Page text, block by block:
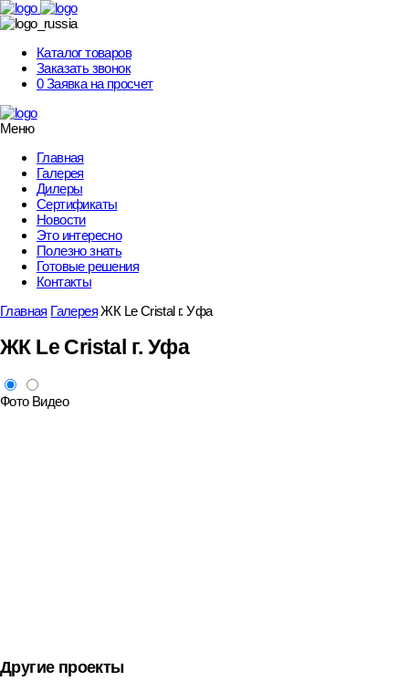
Skip
to
Каталог товаров
Заказать звонок
0 Заявка на просчет
Меню
Главная
Галерея
Дилеры
Сертификаты
Новости
Это интересно
Полезно знать
Готовые решения
Контакты
Главная Галерея ЖК Le Cristal г. Уфа
ЖК Le Cristal г. Уфа
Фото Видео
Другие проекты